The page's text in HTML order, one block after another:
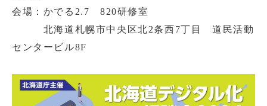
会場：かでる2.7 820研修室
北海道札幌市中央区北2条西7丁目 道民活動
センタービル8F